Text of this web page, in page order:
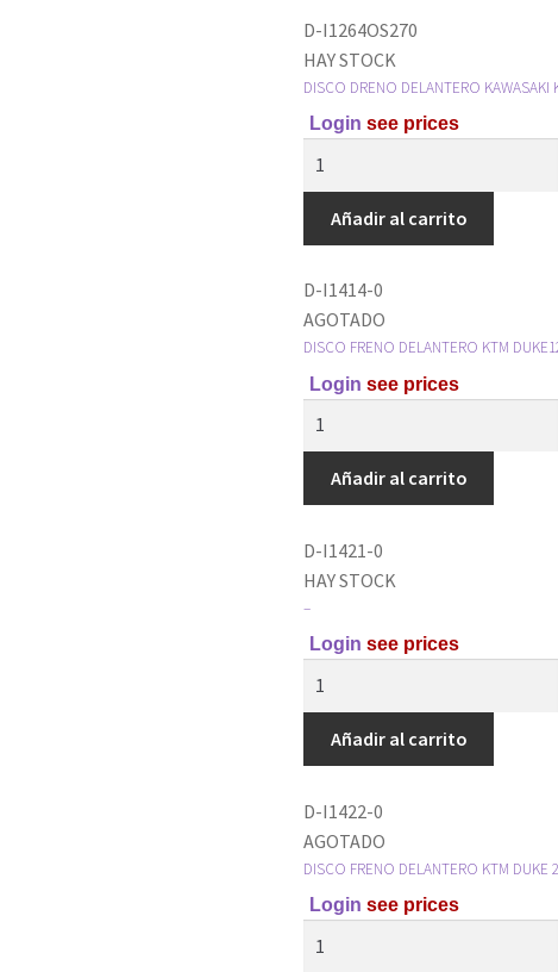
D-I1264OS270
HAY STOCK
DISCO DRENO DELANTERO KAWASAKI
Login see prices
Añadir al carrito
D-I1414-0
AGOTADO
DISCO FRENO DELANTERO KTM
Login see prices
Añadir al carrito
D-I1421-0
HAY STOCK
–
Login see prices
Añadir al carrito
D-I1422-0
AGOTADO
DISCO FRENO DELANTERO KTM DUKE
Login see prices